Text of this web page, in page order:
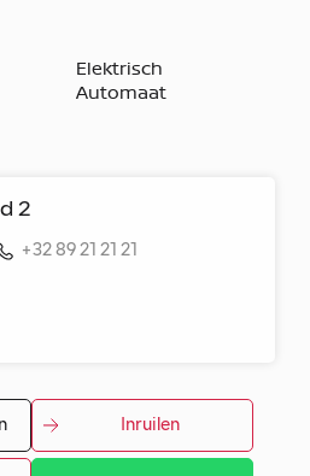
Elektrisch
Automaat
2
+32 89 21 21 21
Inruilen